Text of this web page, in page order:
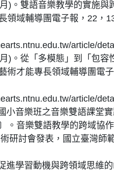
)。雙語音樂教學的實施與
領域輔導團電子報，22，
article/
)。從「多模態」到「包容
術才能專長領域輔導團電
article/
小音樂班之音樂雙語課堂
。音樂雙語教學的跨域協
研討會發表，國立臺灣師
進學習動機與跨領域思維